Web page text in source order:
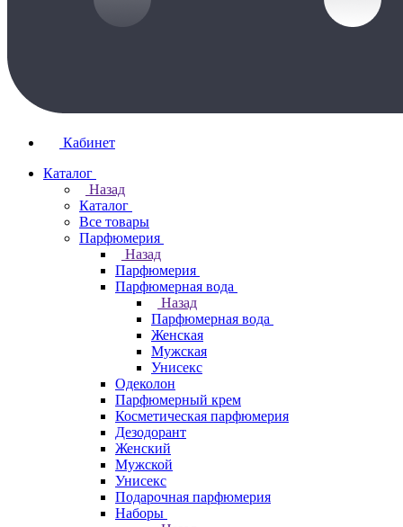
Кабинет
Каталог
Назад
Каталог
Все товары
Парфюмерия
Назад
Парфюмерия
Парфюмерная вода
Назад
Парфюмерная вода
Женская
Мужская
Унисекс
Одеколон
Парфюмерный крем
Косметическая парфюмерия
Дезодорант
Женский
Мужской
Унисекс
Подарочная парфюмерия
Наборы